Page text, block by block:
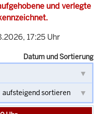
und verlegte
17:25 Uhr
Datum und Sortierung